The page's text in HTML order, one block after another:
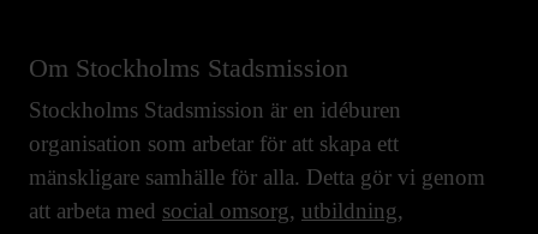
Om Stockholms Stadsmission
Stockholms Stadsmission är en idéburen
organisation som arbetar för att skapa ett
mänskligare samhälle för alla. Detta gör vi genom
att arbeta med social omsorg, utbildning,